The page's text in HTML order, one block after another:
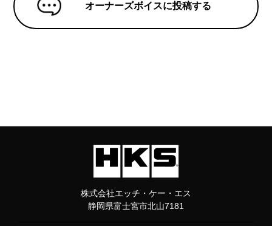
オーナーズボイスに投稿する
株式会社エッチ・ケー・エス
静岡県富士宮市北山7181